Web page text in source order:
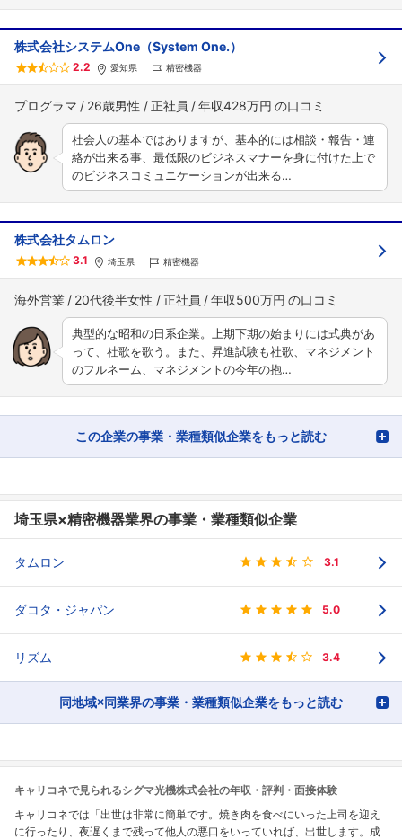
株式会社システムOne（System One.）
2.2 愛知県 精密機器
プログラマ 26歳男性 正社員 年収428万円
社会人の基本ではありますが、基本的には相談・報告・連
絡が出来る事、最低限のビジネスマナーを身に付けた上で
のビジネスコミュニケーションが出来る…
株式会社タムロン
3.1 埼玉県 精密機器
海外営業 20代後半女性 正社員 年収500万円
典型的な昭和の日系企業。上期下期の始まりには式典があ
って、社歌を歌う。また、昇進試験も社歌、マネジメント
のフルネーム、マネジメントの今年の抱…
この企業の事業・業種類似企業をもっと読む
埼玉県×精密機器業界の事業・業種類似企業
タムロン 3.1
ダコタ・ジャパン 5.0
リズム 3.4
同地域×同業界の事業・業種類似企業をもっと読む
キャリコネで見られるシグマ光機株式会社の年収・評判・面接体験
キャリコネでは「出世は非常に簡単です。焼き肉を食べにいった上司を迎え
に行ったり、夜遅くまで残って他人の悪口をいっていれば、出世します。成